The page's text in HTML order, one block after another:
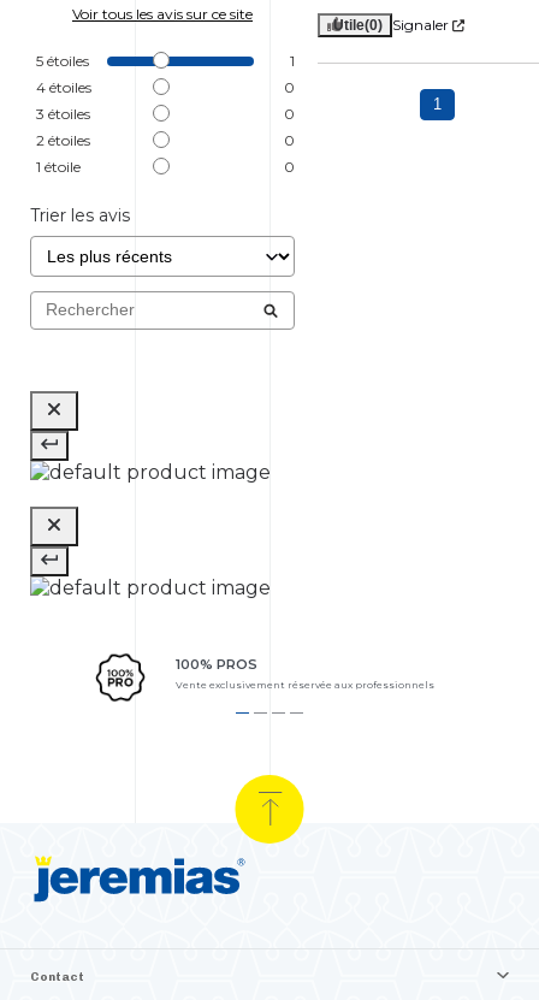
Voir tous les avis sur ce site
5 étoiles
1
4 étoiles
0
3 étoiles
0
2 étoiles
0
1 étoile 0
Trier les avis
Utile(0) Signaler
1
100% PROS
Vente exclusivement réservée aux professionnels
Contact